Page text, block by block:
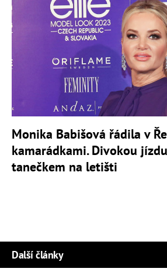
Monika Babišová řádila v
kamarádkami. Divokou
tanečkem na letišti
Další články